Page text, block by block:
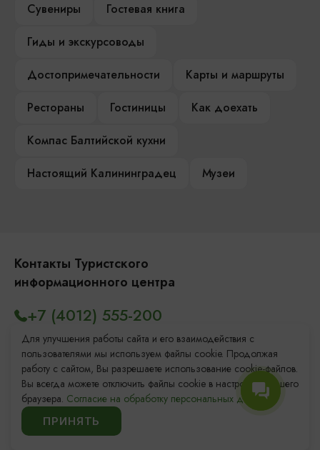
Сувениры
Гостевая книга
Гиды и экскурсоводы
Достопримечательности
Карты и маршруты
Рестораны
Гостиницы
Как доехать
Компас Балтийской кухни
Настоящий Калининградец
Музеи
Контакты Туристского
информационного центра
Площадь Победы, 1 Откроется в 09:00
ул. Октябрьская, 2/3 Откроется в 09:00
+7 (4012) 555-200
8 (800) 200-55-39
info@visit-kaliningrad.ru
Для улучшения работы сайта и его взаимодействия с
пользователями мы используем файлы cookie. Продолжая
работу с сайтом, Вы разрешаете использование cookie-файлов.
Вы всегда можете отключить файлы cookie в настройках Вашего
браузера. Согласие на обработку персональных данных.
ПРИНЯТЬ